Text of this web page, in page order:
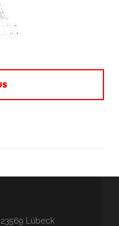
Lübeck